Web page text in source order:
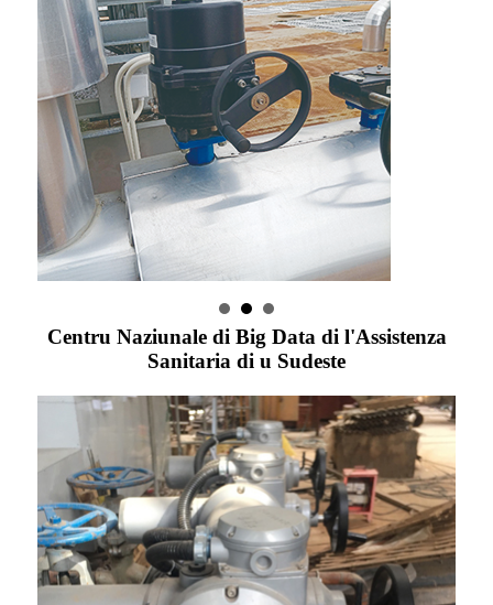
Centru Naziunale di Big Data di l'Assistenza
Sanitaria di u Sudeste